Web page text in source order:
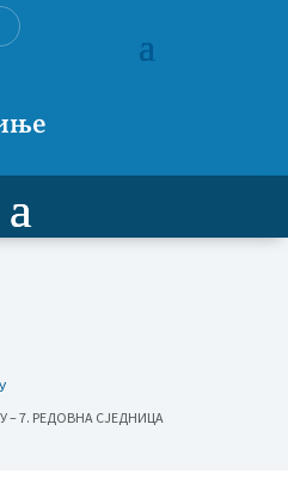
– 7. РЕДОВНА СЈЕДНИЦА